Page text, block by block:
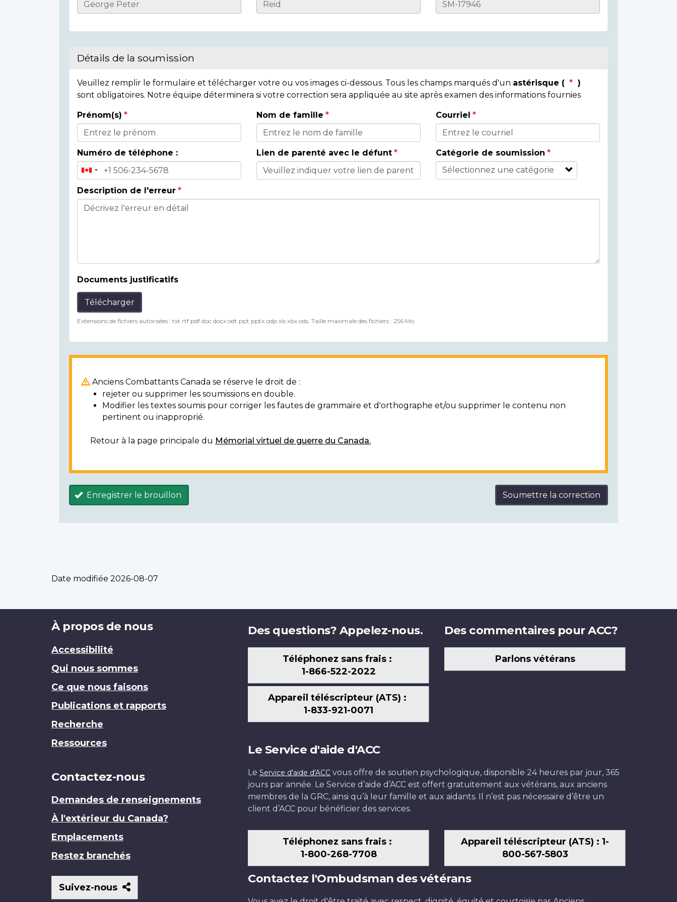
Casualty
Détails de la soumission
Veuillez remplir le formulaire et télécharger votre ou vos images ci-dessous. Tous les champs marqués d'un astérisque (
)
sont obligatoires. Notre équipe déterminera si votre correction sera appliquée au site après examen des informations fournies
Donor
Details
Prénom(s) Nom de famille Courriel
Numéro de téléphone : Lien de parenté avec le défunt Catégorie de soumission
Description de l'erreur
Documents justificatifs
Télécharger
Extensions de fichiers autorisées : txt rtf pdf doc docx odt ppt pptx odp xls xlsx ods. Taille maximale des fichiers : 256 Mo.
Anciens Combattants Canada se réserve le droit de :
rejeter ou supprimer les soumissions en double.
Modifier les textes soumis pour corriger les fautes de grammaire et d'orthographe et/ou supprimer le contenu non
pertinent ou inapproprié.
Retour à la page principale du Mémorial virtuel de guerre du Canada.
Enregistrer le brouillon Soumettre la correction
Date modifiée 2026-08-07
Brand
À propos de nous
Accessibilité
Qui nous sommes
Ce que nous faisons
Publications et rapports
Recherche
Ressources
Contactez-nous
Demandes de renseignements
À l'extérieur du Canada?
Emplacements
Restez branchés
Suivez-nous
Suivez-
nous
Des questions? Appelez-nous.
Téléphonez sans frais :
1-866-522-2022
Appareil téléscripteur (ATS) :
1-833-921-0071
Des commentaires pour ACC?
Parlons vétérans
Le Service d'aide d'ACC
Le Service d'aide d'ACC vous offre de soutien psychologique, disponible 24 heures par jour, 365
jours par année. Le Service d’aide d’ACC est offert gratuitement aux vétérans, aux anciens
membres de la GRC, ainsi qu’à leur famille et aux aidants. Il n’est pas nécessaire d’être un
client d’ACC pour bénéficier des services.
Téléphonez sans frais :
1-800-268-7708
Appareil téléscripteur (ATS) : 1-
800-567-5803
Contactez l'Ombudsman des vétérans